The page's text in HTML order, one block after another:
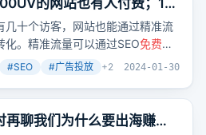
的网站也有人付费；11
站现在已经月收入3000美元
几十个访客，网站也能通过精准流
化。精准流量可以通过SEO免费获
投放付费获取。
#SEO #广告投放 +2 2024-01-30
再聊我们为什么要出海赚美